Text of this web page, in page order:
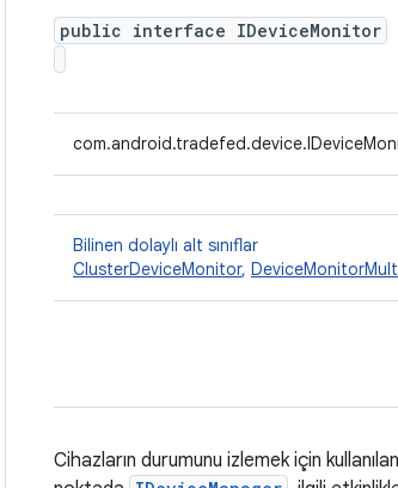
public interface IDeviceMonitor
Bilinen dolaylı alt sınıflar
ClusterDeviceMonitor,
Cihazların durumunu izlemek için